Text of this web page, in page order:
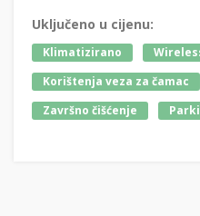
Uključeno u cijenu:
Klimatizirano
Korištenja veza za čamac
Završno čišćenje